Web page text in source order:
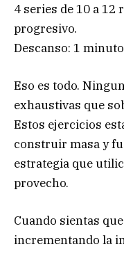
4 series de 10 a 12
progresivo.
Descanso: 1
Eso es todo.
exhaustivas que
Estos ejercicios
construir masa y
estrategia que
provecho.
Cuando sientas
incrementando la